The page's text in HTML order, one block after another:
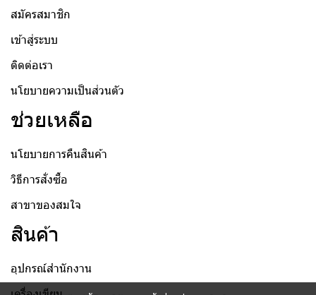
สมัครสมาชิก
เข้าสู่ระบบ
ติดต่อเรา
นโยบายความเป็นส่วนตัว
ช่วยเหลือ
นโยบายการคืนสินค้า
วิธีการสั่งซื้อ
สาขาของสมใจ
สินค้า
อุปกรณ์สำนักงาน